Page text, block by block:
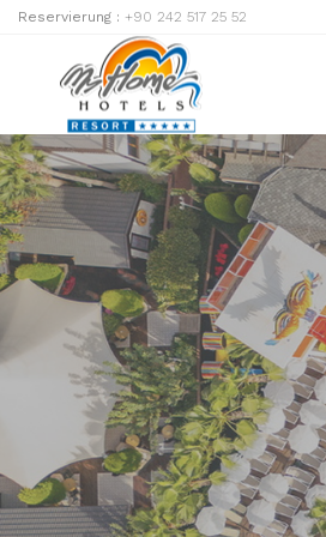
Reservierung : +90 242 517 25 52